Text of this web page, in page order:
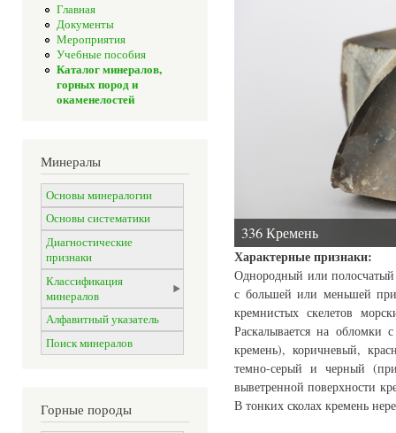
Главная
Документы
Мероприятия
Учебные пособия
Каталог минералов,
горных пород и
окаменелостей
Минералы
Основы минералогии
Основы систематики
Диагностические
признаки
Классификация
минералов
Алфавитный указатель
Поиск минералов
Горные породы
336 Кремень
Характерные признаки:
Однородный или полосчатый
с большей или меньшей
кремнистых скелетов
Раскалывается на
кремень), коричневый,
темно-серый и черный
выветренной поверхности
В тонких сколах кремень